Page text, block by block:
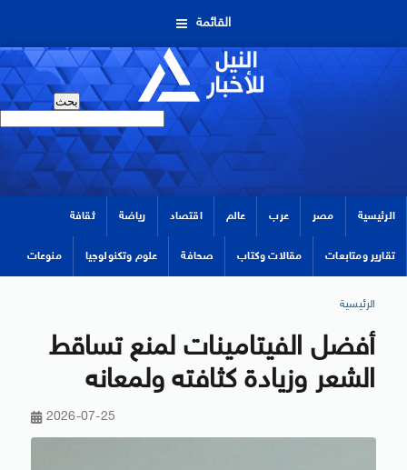
القائمة
الرئيسية مصر عرب عالم اقتصاد رياضة ثقافة
تقارير ومتابعات مقالات وكتاب صحافة علوم وتكنولوجيا منوعات
الرئيسية
أفضل الفيتامينات لمنع تساقط
الشعر وزيادة كثافته ولمعانه
2026-07-25